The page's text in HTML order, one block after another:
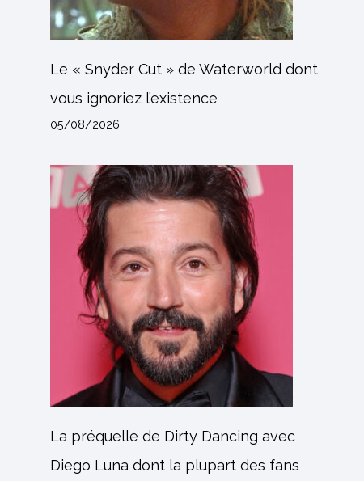
Le « Snyder Cut » de Waterworld dont
vous ignoriez l’existence
05/08/2026
La préquelle de Dirty Dancing avec
Diego Luna dont la plupart des fans